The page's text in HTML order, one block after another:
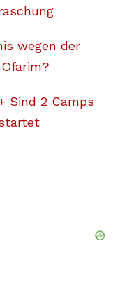
wegen der
Sind 2 Camps